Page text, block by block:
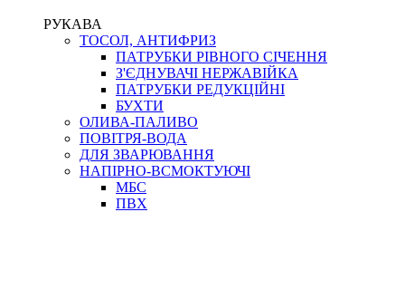
РУКАВА
ТОСОЛ, АНТИФРИЗ
ПАТРУБКИ РІВНОГО СІЧЕННЯ
З'ЄДНУВАЧІ НЕРЖАВІЙКА
ПАТРУБКИ РЕДУКЦІЙНІ
БУХТИ
ОЛИВА-ПАЛИВО
ПОВІТРЯ-ВОДА
ДЛЯ ЗВАРЮВАННЯ
НАПІРНО-ВСМОКТУЮЧІ
МБС
ПВХ